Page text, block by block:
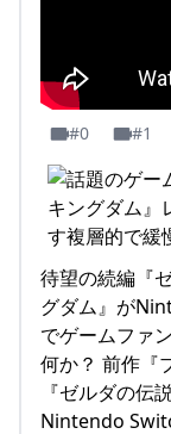
#0 #1
待望の続編『
グダム』が
でゲームファ
何か？ 前作『
『ゼルダの伝
Nintendo